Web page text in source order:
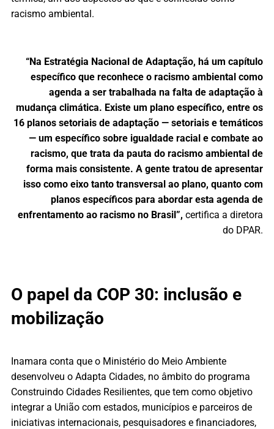
racismo ambiental.
“Na Estratégia Nacional de Adaptação, há um capítulo
específico que reconhece o racismo ambiental como
agenda a ser trabalhada na falta de adaptação à
mudança climática. Existe um plano específico, entre os
16 planos setoriais de adaptação — setoriais e temáticos
— um específico sobre igualdade racial e combate ao
racismo, que trata da pauta do racismo ambiental de
forma mais consistente. A gente tratou de apresentar
isso como eixo tanto transversal ao plano, quanto com
planos específicos para abordar esta agenda de
enfrentamento ao racismo no Brasil”, certifica a diretora
do DPAR.
O papel da COP 30: inclusão e
mobilização
Inamara conta que o Ministério do Meio Ambiente
desenvolveu o Adapta Cidades, no âmbito do programa
Construindo Cidades Resilientes, que tem como objetivo
integrar a União com estados, municípios e parceiros de
iniciativas internacionais, pesquisadores e financiadores,